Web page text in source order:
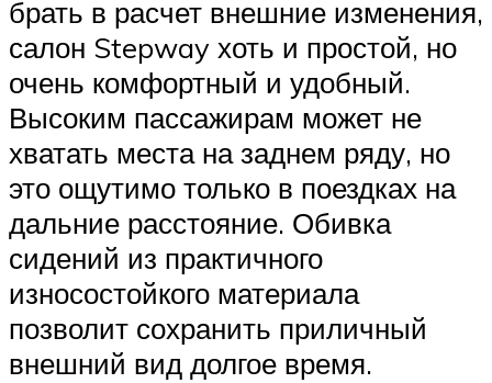
брать в расчет внешние изменения,
салон Stepway хоть и простой, но
очень комфортный и удобный.
Высоким пассажирам может не
хватать места на заднем ряду, но
это ощутимо только в поездках на
дальние расстояние. Обивка
сидений из практичного
износостойкого материала
позволит сохранить приличный
внешний вид долгое время.